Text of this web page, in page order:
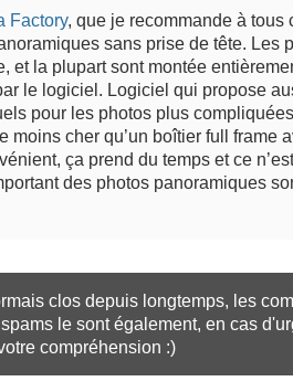
Factory, que je recommande à tous
sans prise de tête. Les
et la plupart sont montée
le logiciel. Logiciel qui propose
pour les photos plus
moins cher qu’un boîtier full frame
ça prend du temps et ce
des photos panoramiques
clos depuis longtemps, les
le sont également, en cas
compréhension :)